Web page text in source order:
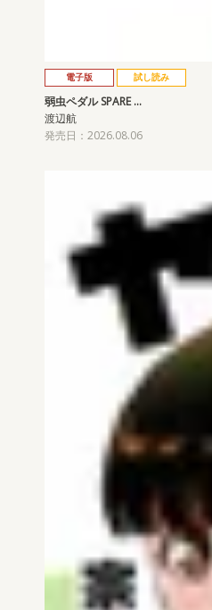
電子版 試し読み
弱虫ペダル SPARE …
渡辺航
発売日：2026.08.06